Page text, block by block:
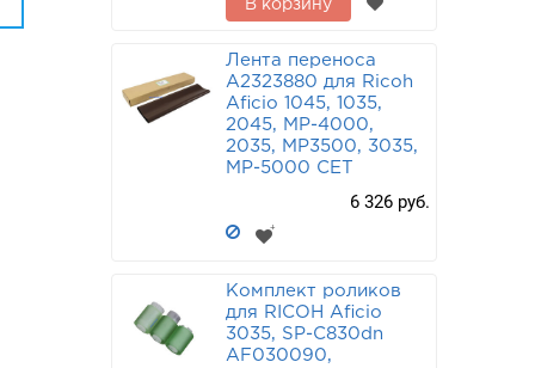
В корзину
Лента переноса
A2323880 для Ricoh
Aficio 1045, 1035,
2045, MP-4000,
2035, MP3500, 3035,
MP-5000 CET
6 326 руб.
Комплект роликов
для RICOH Aficio
3035, SP-C830dn
AF030090,